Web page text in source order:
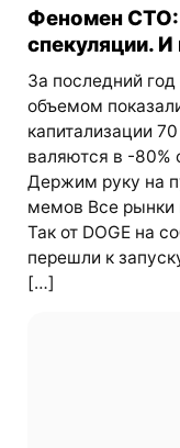
Феномен
спекуляции. И
За последний
объемом
капитализации
валяются в -80%
Держим руку на
мемов Все рынки
Так от DOGE на
перешли к
[…]